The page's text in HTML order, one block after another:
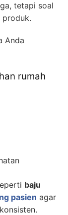
tetapi soal
produk.
Anda
rumah
baju
pasien agar